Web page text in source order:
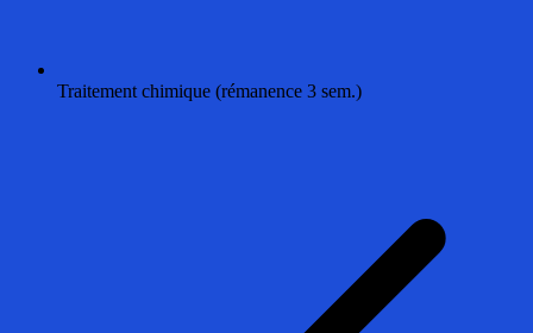
Traitement chimique (rémanence 3 sem.)